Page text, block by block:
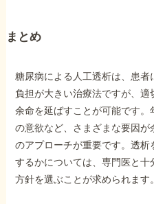
まとめ
糖尿病による人工透析は、患
負担が大きい治療法ですが、適
余命を延ばすことが可能です
の意欲など、さまざまな要因が
のアプローチが重要です。透
するかについては、専門医と
方針を選ぶことが求められます。